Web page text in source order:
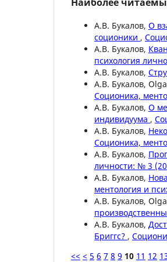
А.В. Букалов, О
соционики ,
А.В. Букалов,
психология
А.В. Букалов,
А.В. Букалов,
Соционика,
А.В. Букалов, О
индивидуума ,
А.В. Букалов,
Соционика,
А.В. Букалов,
личности: № 3
А.В. Букалов,
ментология и
А.В. Букалов,
А.В. Букалов,
Бриггс? ,
<< < 5 6 7 8 9 10 11 12